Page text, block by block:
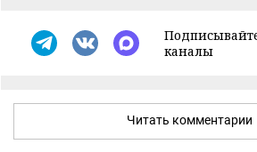
каналы
Читать комментарии